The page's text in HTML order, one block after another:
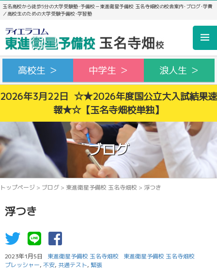
玉名高校から徒歩5分の大学受験塾･予備校－東進衛星予備校 玉名寺畑校の校舎案内･ブログ･学費
／高校生のための大学受験予備校･学習塾
高校生 ＞ 中学生 ＞
浪人生 ＞
2026年3月22日 ☆★2026年度国公立大入試結果速
報★☆【玉名寺畑校単独】
ブログ
トップページ > ブログ > 東進衛星予備校 玉名寺畑校 > 浮つき
浮つき
2023年1月5日 東進衛星予備校 玉名寺畑校
東進衛星予備校 玉名寺畑校
プレッシャー, 不安, 共通テスト, 緊張